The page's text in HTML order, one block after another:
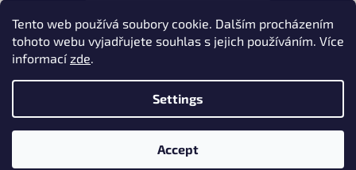
Tento web používá soubory cookie. Dalším procházením
tohoto webu vyjadřujete souhlas s jejich používáním. Více
informacízde.
Settings
Accept
o
About shopping
Kontakt
Red Dot One